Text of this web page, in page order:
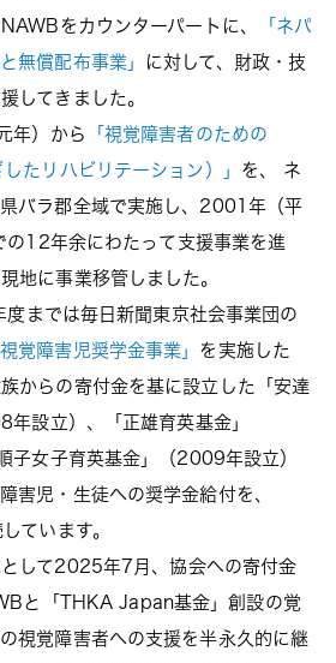
をカウンターパートに、
「ネパ
無償配布事業」
に対して、財政・技
してきました。
年）から
「視覚障害者のための
たリハビリテーション）」 を、 ネ
バラ郡全域で実施し、2001年（平
12年余にわたって支援事業を進
地に事業移管しました。
までは毎日新聞東京社会事業団の
覚障害児奨学金事業」 を実施した
からの寄付金を基に設立した「安達
設立）、「正雄育英基金」
子女子育英基金」（2009年設立）
害児・生徒への奨学金給付を、
ています。
して2025年7月、協会への寄付金
と「THKA Japan基金」創設の覚
視覚障害者への支援を半永久的に継